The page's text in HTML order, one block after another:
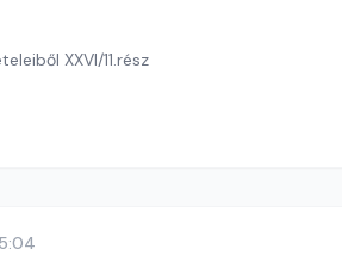
XXVI/11.rész